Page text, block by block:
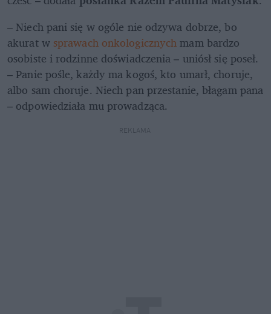
– Niech pani się w ogóle nie odzywa dobrze, bo
akurat w sprawach onkologicznych mam bardzo
osobiste i rodzinne doświadczenia – uniósł się poseł.
– Panie pośle, każdy ma kogoś, kto umarł, choruje,
albo sam choruje. Niech pan przestanie, błagam pana
– odpowiedziała mu prowadząca.
REKLAMA